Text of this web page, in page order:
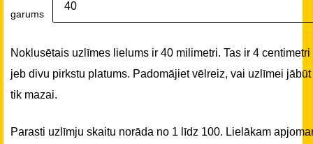
garums
Noklusētais uzlīmes lielums ir 40 milimetri. Tas ir 4 centimetri
jeb divu pirkstu platums. Padomājiet vēlreiz, vai uzlīmei jābūt
tik mazai.
Parasti uzlīmju skaitu norāda no 1 līdz 100. Lielākam